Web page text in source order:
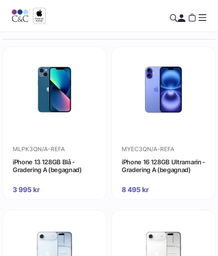
MLPK3QN/A-REFA
iPhone 13 128GB Blå -
Gradering A (begagnad)
3 995kr
MYEC3QN/A-REFA
iPhone 16 128GB Ultramarin -
Gradering A (begagnad)
8 495kr